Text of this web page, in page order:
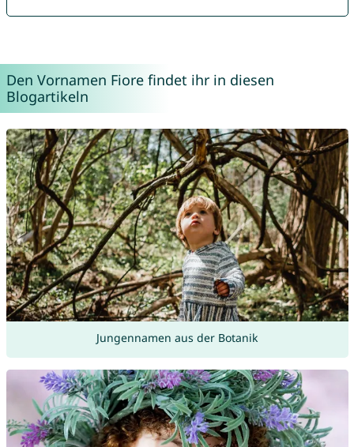
Den Vornamen Fiore findet ihr in diesen
Blogartikeln
Jungennamen aus der Botanik